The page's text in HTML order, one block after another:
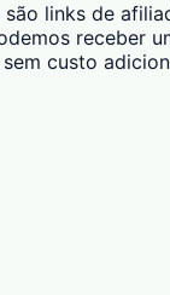
links de
receber
custo